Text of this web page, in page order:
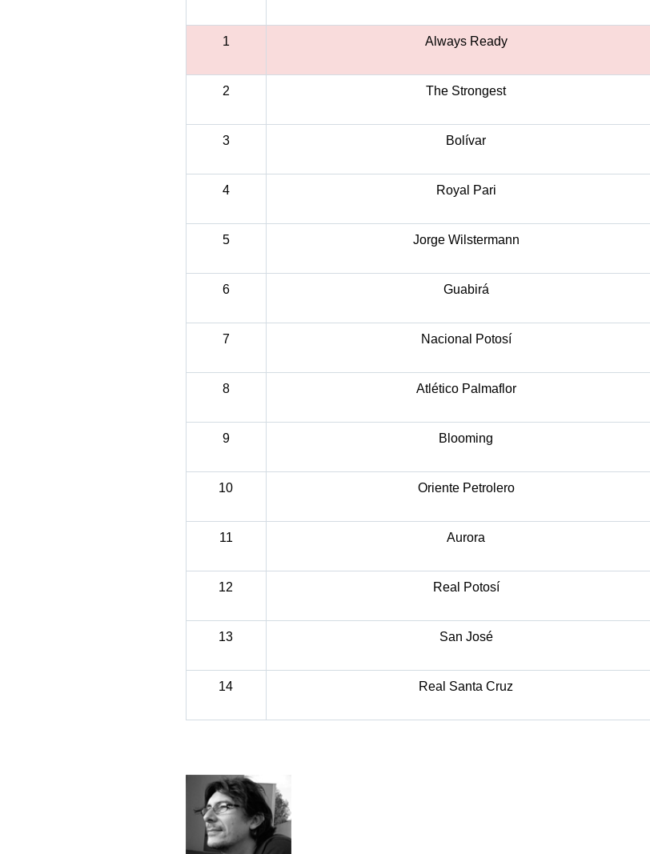
1 Always Ready
2 The Strongest
3 Bolívar
4 Royal Pari
5 Jorge Wilstermann
6 Guabirá
7 Nacional Potosí
8 Atlético Palmaflor
9 Blooming
10 Oriente Petrolero
11 Aurora
12 Real Potosí
13 San José
14 Real Santa Cruz